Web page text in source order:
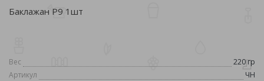
Баклажан Р9 1шт
Вес
220 гр
Артикул
ЧН